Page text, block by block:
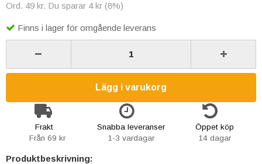
Ord. 49 kr. Du sparar 4 kr (8%)
Finns i lager för omgående leverans
Lägg i varukorg
Frakt
Från 69 kr
Snabba leveranser
1-3 vardagar
Öppet köp
14 dagar
Produktbeskrivning: